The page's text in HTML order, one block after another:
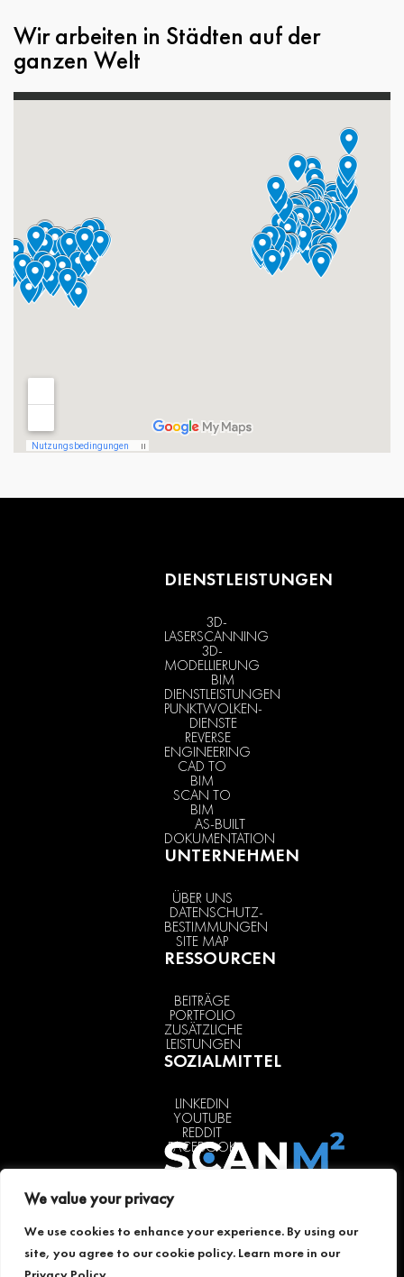
We value your privacy
We use cookies to enhance your experience. By using our
site, you agree to our cookie policy. Learn more in our
Wir arbeiten in Städten auf der
ganzen Welt
DIENSTLEISTUNGEN
3D-
LASERSCANNING
3D-
MODELLIERUNG
BIM
DIENSTLEISTUNGEN
PUNKTWOLKEN-
DIENSTE
REVERSE
ENGINEERING
CAD TO
BIM
SCAN TO
BIM
AS-BUILT
DOKUMENTATION
UNTERNEHMEN
ÜBER UNS
DATENSCHUTZ-
BESTIMMUNGEN
SITE MAP
RESSOURCEN
BEITRÄGE
PORTFOLIO
ZUSÄTZLICHE
LEISTUNGEN
SOZIALMITTEL
LINKEDIN
YOUTUBE
REDDIT
FACEBOOK
SCANM2 in
Berlin (Berlin)
+49 30 466